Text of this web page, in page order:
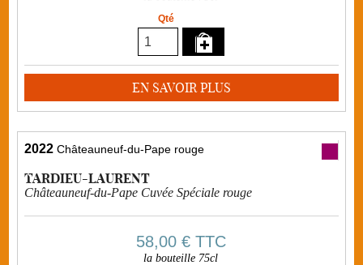
Qté
EN SAVOIR PLUS
2022 Châteauneuf-du-Pape rouge
TARDIEU-LAURENT
Châteauneuf-du-Pape Cuvée Spéciale rouge
58,00 €TTC
la bouteille 75cl